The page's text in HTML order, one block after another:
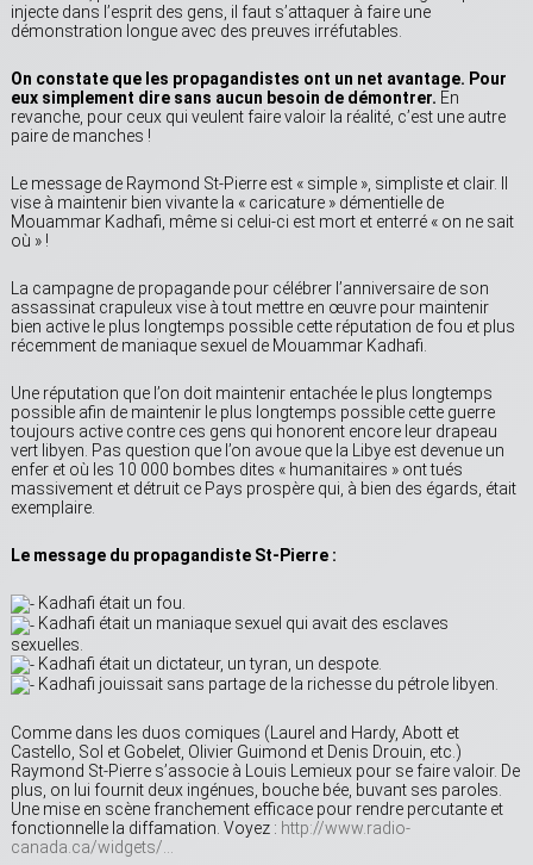
injecte dans l’esprit des gens, il faut s’attaquer à faire une
démonstration longue avec des preuves irréfutables.
On constate que les propagandistes ont un net avantage. Pour
eux simplement dire sans aucun besoin de démontrer. En
revanche, pour ceux qui veulent faire valoir la réalité, c’est une autre
paire de manches !
Le message de Raymond St-Pierre est « simple », simpliste et clair. Il
vise à maintenir bien vivante la « caricature » démentielle de
Mouammar Kadhafi, même si celui-ci est mort et enterré « on ne sait
où » !
La campagne de propagande pour célébrer l’anniversaire de son
assassinat crapuleux vise à tout mettre en œuvre pour maintenir
bien active le plus longtemps possible cette réputation de fou et plus
récemment de maniaque sexuel de Mouammar Kadhafi.
Une réputation que l’on doit maintenir entachée le plus longtemps
possible afin de maintenir le plus longtemps possible cette guerre
toujours active contre ces gens qui honorent encore leur drapeau
vert libyen. Pas question que l’on avoue que la Libye est devenue un
enfer et où les 10 000 bombes dites « humanitaires » ont tués
massivement et détruit ce Pays prospère qui, à bien des égards, était
exemplaire.
Le message du propagandiste St-Pierre :
Kadhafi était un fou.
Kadhafi était un maniaque sexuel qui avait des esclaves
sexuelles.
Kadhafi était un dictateur, un tyran, un despote.
Kadhafi jouissait sans partage de la richesse du pétrole libyen.
Comme dans les duos comiques (Laurel and Hardy, Abott et
Castello, Sol et Gobelet, Olivier Guimond et Denis Drouin, etc.)
Raymond St-Pierre s’associe à Louis Lemieux pour se faire valoir. De
plus, on lui fournit deux ingénues, bouche bée, buvant ses paroles.
Une mise en scène franchement efficace pour rendre percutante et
fonctionnelle la diffamation. Voyez : http://www.radio-
canada.ca/widgets/…